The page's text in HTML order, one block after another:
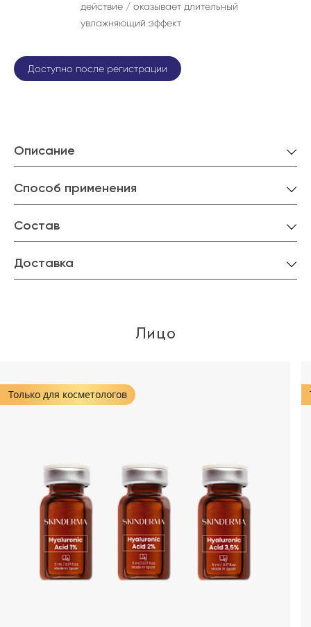
действие / оказывает длительный
увлажняющий эффект
Доступно после регистрации
Описание
Способ применения
Состав
Доставка
Лицо
Только для косметологов